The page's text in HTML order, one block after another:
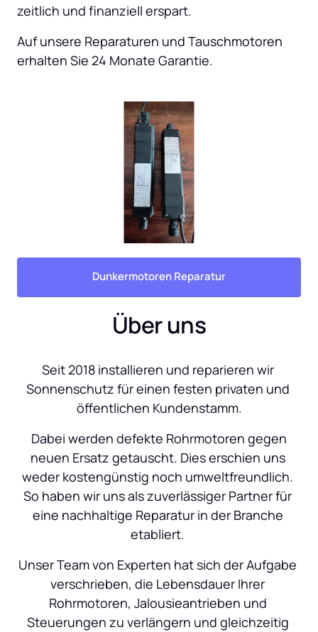
zeitlich und finanziell erspart.
Auf unsere Reparaturen und Tauschmotoren
erhalten Sie 24 Monate Garantie.
Dunkermotoren Reparatur
Über uns
Seit 2018 installieren und reparieren wir
Sonnenschutz für einen festen privaten und
öffentlichen Kundenstamm.
neuen Ersatz getauscht. Dies erschien uns
weder kostengünstig noch umweltfreundlich.
So haben wir uns als zuverlässiger Partner für
eine nachhaltige Reparatur in der Branche
etabliert.
Unser Team von Experten hat sich der Aufgabe
verschrieben, die Lebensdauer Ihrer
Rohrmotoren, Jalousieantrieben und
Steuerungen zu verlängern und gleichzeitig